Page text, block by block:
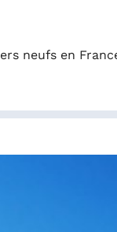
neufs en